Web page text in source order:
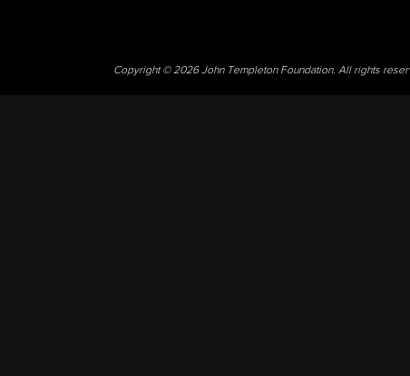
Copyright © 2026 John Templeton Foundation. All rights